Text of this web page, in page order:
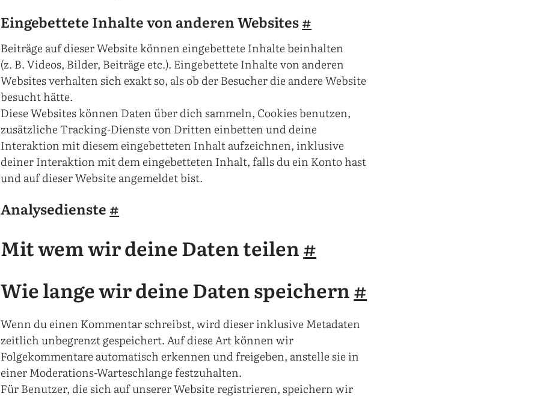
Eingebettete Inhalte von anderen Websites#
Beiträge auf dieser Website können eingebettete Inhalte beinhalten
(z. B. Videos, Bilder, Beiträge etc.). Eingebettete Inhalte von anderen
Websites verhalten sich exakt so, als ob der Besucher die andere Website
besucht hätte.
Diese Websites können Daten über dich sammeln, Cookies benutzen,
zusätzliche Tracking-Dienste von Dritten einbetten und deine
Interaktion mit diesem eingebetteten Inhalt aufzeichnen, inklusive
deiner Interaktion mit dem eingebetteten Inhalt, falls du ein Konto hast
und auf dieser Website angemeldet bist.
Analysedienste #
Mit wem wir deine Daten teilen#
Wie lange wir deine Daten speichern#
Wenn du einen Kommentar schreibst, wird dieser inklusive Metadaten
zeitlich unbegrenzt gespeichert. Auf diese Art können wir
Folgekommentare automatisch erkennen und freigeben, anstelle sie in
einer Moderations-Warteschlange festzuhalten.
Für Benutzer, die sich auf unserer Website registrieren, speichern wir